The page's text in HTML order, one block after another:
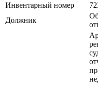
Инвентарный номер
Должник